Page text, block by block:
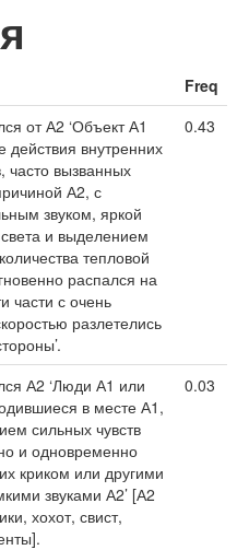
Freq
от А2 ‘Объект А1
действия внутренних
часто вызванных
А2, с
звуком, яркой
и выделением
тепловой
распался на
части с очень
разлетелись
0.43
А2 ‘Люди А1 или
в месте А1,
сильных чувств
и одновременно
криком или другими
звуками А2’ [А2
хохот, свист,
0.03